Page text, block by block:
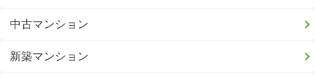
中古マンション
新築マンション